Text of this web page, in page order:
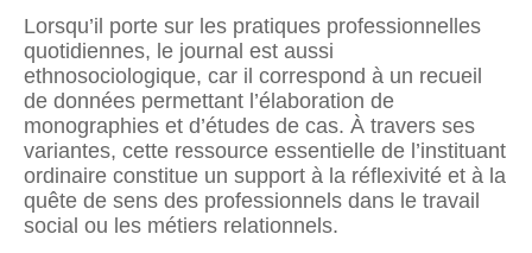
Lorsqu’il porte sur les pratiques professionnelles
quotidiennes, le journal est aussi
ethnosociologique, car il correspond à un recueil
de données permettant l’élaboration de
monographies et d’études de cas. À travers ses
variantes, cette ressource essentielle de l’instituant
ordinaire constitue un support à la réflexivité et à la
quête de sens des professionnels dans le travail
social ou les métiers relationnels.